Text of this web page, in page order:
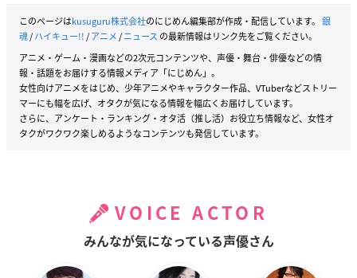
このページはkusuguru株式会社のにじめん編集部が作成・配信しています。 銀
魂/ハイキュー!!/アニメ/ニュース の最新情報はリンク先をご覧ください。
アニメ・ゲーム・漫画などの2次元コンテンツや、声優・舞台・俳優などの情
報・話題をお届けする情報メディア「にじめん」。
女性向けアニメをはじめ、少年アニメやキャラクター作品、VTuberなどストリー
マーにも幅を広げ、オタクが気になる情報を幅広くお届けしています。
さらに、アンケート・ランキング・オタ活（推し活）お役立ち情報など、女性オ
タクがワクワク楽しめるようなコンテンツも発信しています。
VOICE ACTOR
みんなが気になっている声優さん